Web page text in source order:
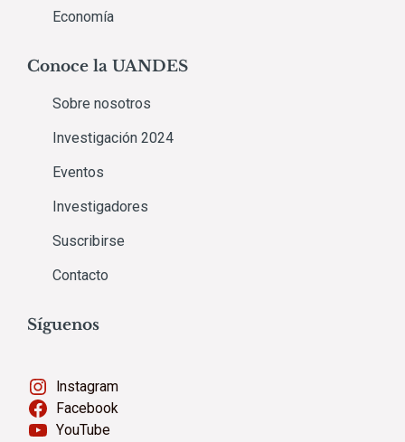
Economía
Conoce la UANDES
Sobre nosotros
Investigación 2024
Eventos
Investigadores
Suscribirse
Contacto
Síguenos
Instagram
Facebook
YouTube